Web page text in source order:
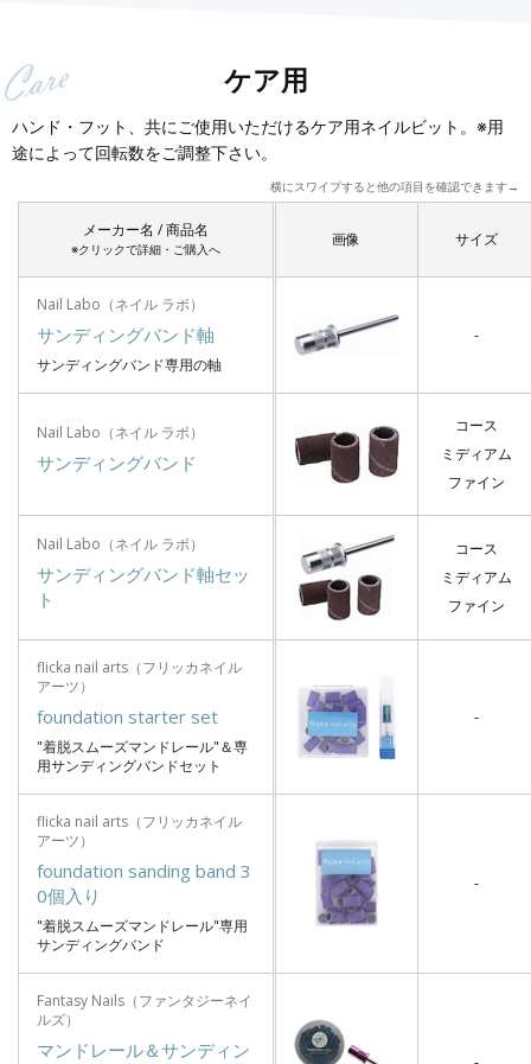
ケア用
ハンド・フット、共にご使用いただけるケア用ネイルビット。※用
途によって回転数をご調整下さい。
横にスワイプすると他の項目を確認できます→
メーカー名 / 商品名
※クリックで詳細・ご購入へ
Nail Labo（ネイル ラボ）
サンディングバンド軸
サンディングバンド専用の軸
Nail Labo（ネイル ラボ）
サンディングバンド
Nail Labo（ネイル ラボ）
サンディングバンド軸セッ
ト
flicka nail arts（フリッカネイル
アーツ）
foundation starter set
"着脱スムーズマンドレール"＆専
用サンディングバンドセット
flicka nail arts（フリッカネイル
アーツ）
foundation sanding band 3
0個入り
"着脱スムーズマンドレール"専用
サンディングバンド
Fantasy Nails（ファンタジーネイ
ルズ）
マンドレール＆サンディン
画像 サイズ
-
コース
ミディアム
ファイン
コース
ミディアム
ファイン
-
-